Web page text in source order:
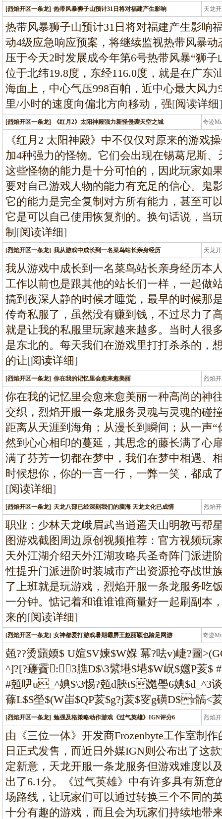
[烈焰开区一条龙] 热带风暴狮子山预计31日将对福建产生影响 天龙
龙
热带风暴狮子山预计31日将对福建产生影响
动4级应急响应预案，将继续监视热带风暴
压于今天2时发展成今年第6号热带风暴“狮
位于北纬19.8度，东经116.0度，就是在广东
海面上，中心气压998百帕，近中心最大风力
里/小时的速度向偏北方向移动，强[阅读详细]
[烈焰开区一条龙] 《红月2》太阳神殿强力新怪侵袭天空之城 奇迹
条
《红月2 太阳神殿》中不仅仅对原来的游戏
加4种强力的怪物。它们会出现在锡葛尼斯
这些怪物的能力是十分可怕的，因此玩家如
要对自己游戏人物的能力有充足的信心。鬼
它的能力是完全复制对方所有能力，甚至可
它是可以自己使用恢复剂的。换句话说，当
制 [阅读详细]
[烈焰开区一条龙] 我从游戏中成长到一名菜鸟站长亲身经历 天龙
龙
我从游戏中成长到一名菜鸟站长亲身经历本
工作以前也是跟其他的站长们一样，一起做
搞到夜深人静的时候才睡觉，最早的时候那
传奇私服了，虽然没有赚到钱，不过尽力了
就是让我的私服里玩家越来越多。当时人很
是东北的。每天我们在游戏里打打杀杀的，
的让[阅读详细]
[烈焰开区一条龙] 你在我的记忆里会愈来愈美丽 烈焰
龙
你在我的记忆里会愈来愈美丽一种高尚的神
交织，烈焰开服一条龙服务灵魂与灵魂的碰
距离从天涯到海角；从漫长到瞬间；从一声“
然到心心相印的蔓延，其思念的藤长满了心
满了芬芳一切都在梦中，我们在梦中相遇、
时候想你，你的一言一行，一弊一笑，都成
[阅读详细]
[烈焰开区一条龙] 天龙八部已经深刻我们的脑海 天龙文化已成情 烈焰
龙
职业：少林天龙峨眉武当逍遥天山明教丐帮
图游戏截图周边原创视频推荐：官方视频玩
天外江湖介绍天外江湖攻略兵圣奇阵门派进
性提升门派进阶时装城市产出资源抢夺战世
了上班就是玩游戏，烈焰开服一条龙服务吃
一分钟。惦记着和谁谁谁商量好一起刷副本
来的[阅读详细]
[烈焰开区一条龙] 女神都爱打游戏暑期霸屏王赵丽颖也踏足网游 奇迹
条
兡??烫蘏媆$ U媗$V媡$W媬 冪?呿v)崨?圖
^]?[?虄靌:3膲D$\3繴塂$塂$W岲$孂P荄$
#兡吚u_^婰$\3惕?兡d脥t$嬎璺6婰$d_^3
蓧L$$塋$(W峀$QP荄$g?j荄$叜g磺D$r髇<荄
[烈焰开区一条龙] 勉强及格策略动作游戏《过气英雄》IGN评分6 烈焰
龙
由《三位一体》开发商Frozenbyte工作室制
日正式发售，而近日外媒IGN则公布出了这
定新意，天龙开服一条龙服务但游戏难度以
出了6.1分。《过气英雄》中有许多具有新意
场路线，让玩家们可以通过转换三个不同的
十分有趣的游戏，而且会为玩家们持续地带